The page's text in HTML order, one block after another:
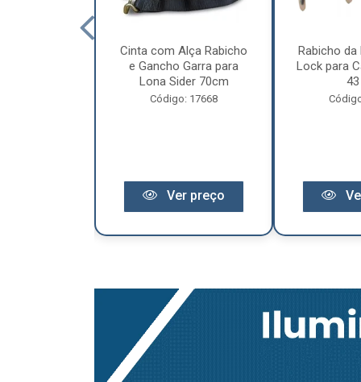
Cinta com Alça Rabicho
e Gancho Garra para
Lona Sider 70cm
Código: 17668
Ver preço
Rabicho da
Lock para